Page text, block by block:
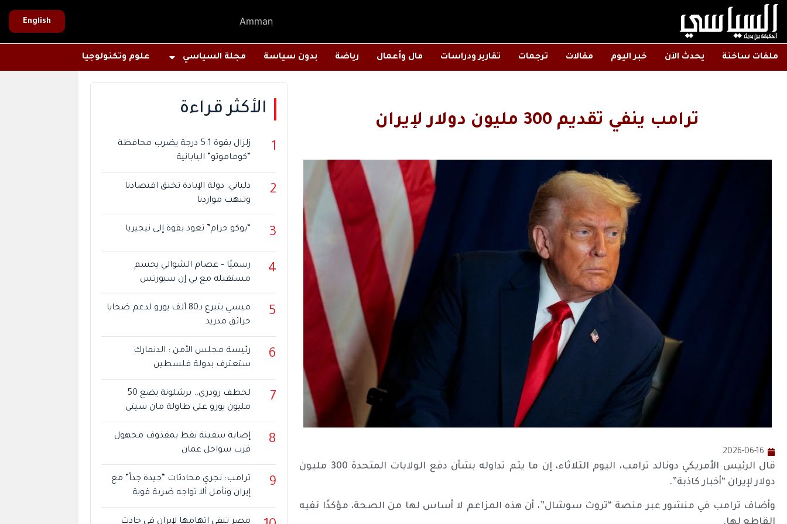
Amman
English
ملفات ساخنة يحدث الآن خبر اليوم مقالات ترجمات تقارير ودراسات مال وأعمال رياضة بدون سياسة مجلة السياسي علوم وتكنولوجيا
ترامب ينفي تقديم 300 مليون دولار لإيران
2026-06-16
قال الرئيس الأمريكي دونالد ترامب، اليوم الثلاثاء، إن ما يتم تداوله بشأن دفع الولايات المتحدة 300 مليون
دولار لإيران “أخبار كاذبة”.
وأضاف ترامب في منشور عبر منصة “تروث سوشال”، أن هذه المزاعم لا أساس لها من الصحة، مؤكدًا نفيه
الأكثر قراءة
1
زلزال بقوة 5.1 درجة يضرب محافظة
“كوماموتو” اليابانية
2
دلياني: دولة الإبادة تخنق اقتصادنا
وتنهب مواردنا
3 “بوكو حرام” تعود بقوة إلى نيجيريا
4
رسميًا – عصام الشوالي يحسم
مستقبله مع بي إن سبورتس
5
ميسي يتبرع بـ80 ألف يورو لدعم ضحايا
حرائق مدريد
6
رئيسة مجلس الأمن : الدنمارك
ستعترف بدولة فلسطين
7
لخطف رودري.. برشلونة يضع 50
مليون يورو على طاولة مان سيتي
8
إصابة سفينة نفط بمقذوف مجهول
قرب سواحل عمان
9
ترامب: نجري محادثات “جيدة جداً” مع
إيران ونأمل ألا تواجه ضربة قوية
مصر تنفي اتهامها لإيران في حادث